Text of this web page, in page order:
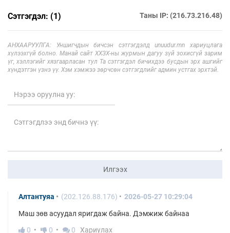
Сэтгэгдэл: (1) Таны IP: (216.73.216.48)
АНХААРУУЛГА: Уншигчдын бичсэн сэтгэгдэлд unuudur.mn хариуцлага
хүлээхгүй болно. Манай сайт ХХЗХ-ны журмын дагуу зүй зохисгүй зарим
үг, хэллэгийг хязгаарласан тул Та сэтгэгдэл бичихдээ бусдын эрх ашгийг
хүндэтгэн үзнэ үү. Хэм хэмжээ зөрчсөн сэтгэгдлийг админ устгах эрхтэй.
Илгээх
Алтантуяа (202.126.88.176) 2026-05-27 10:29:04
Маш зөв асуудал яригдаж байна. Дэмжиж байнаа
0
0 0 Хариулах